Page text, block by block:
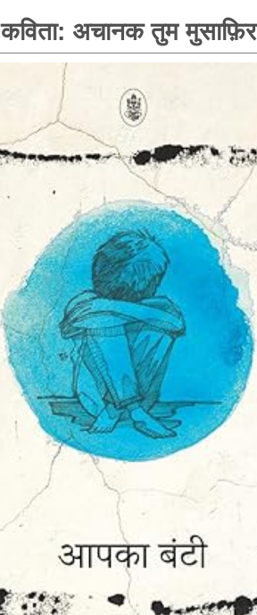
कविता: अचानक तुम मुसाफ़िर